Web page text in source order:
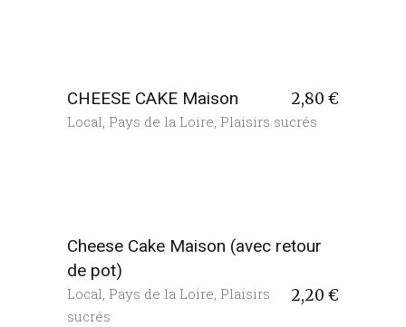
CHEESE CAKE Maison 2,80 €
Local Pays de la Loire Plaisirs sucrés
Cheese Cake Maison (avec retour
de pot)
2,20 €
Local, Pays de la Loire, Plaisirs
sucrés